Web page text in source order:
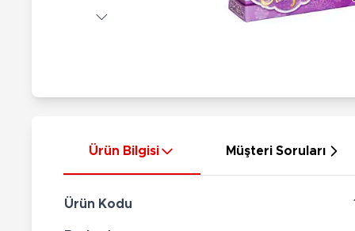
Ürün Bilgisi Müşteri Soruları
Ürün Kodu